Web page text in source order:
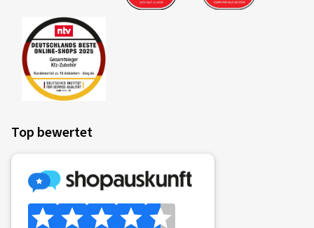
Top bewertet